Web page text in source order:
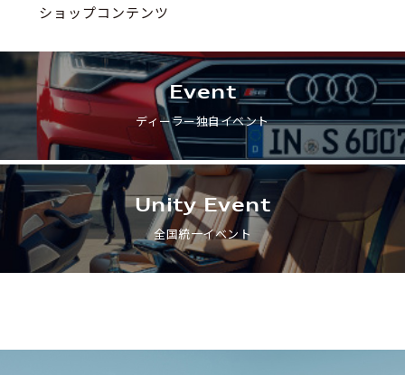
8月9日（日）までの期間中、シ
ご試乗されたお客様にAudiオリ
ジナルグッズをプレゼントいた
します。
※事前にご予約いただくとスム
ーズにご試乗いただけます。
半期に一度のこの機会に、弊社
全国ネットワークの中から特別
なラインアップをぜひショール
ームでご体感ください。
※詳しくはAudi正規ディーラー
掲載車両は成約済みとなってい
る場合がございます。
最新の在庫状況は、店舗ページ
をご確認ください。
アウデ
いて
中古
チェッ
詳しく
ショップコンテンツ
Event
ディーラー独自イベント
Unity Event
全国統一イベント